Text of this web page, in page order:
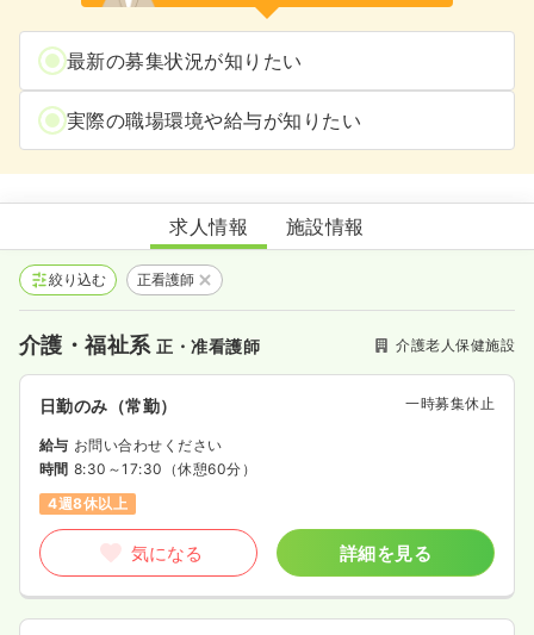
最新の募集状況が知りたい
実際の職場環境や給与が知りたい
介護老人保健施設多久いこいの里
求人情報 施設情報
絞り込む 正看護師
介護・福祉系正・准看護師 介護老人保健施設
日勤のみ（常勤） 一時募集休止
給与 お問い合わせください
時間 8:30～17:30 （休憩60分）
4週8休以上
気になる 詳細を見る